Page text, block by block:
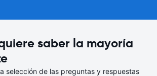
saber la mayoría
selección de las preguntas y respuestas